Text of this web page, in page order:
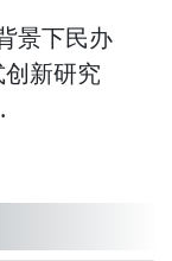
景下民办
新研究